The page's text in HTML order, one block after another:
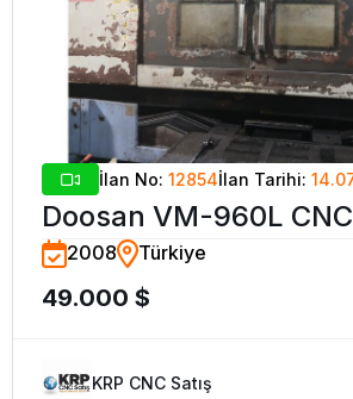
İlan No: 12854İlan Tarihi:
Doosan VM-960L
İşleme Merkezi-2008
2008 Türkiye
49.000 $
KRP CNC Satış